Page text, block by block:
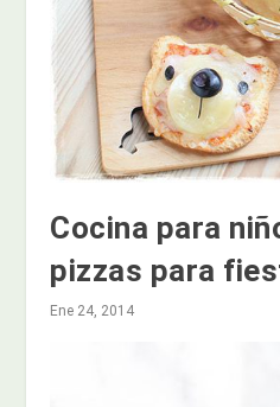
Cocina para
pizzas para
Ene 24, 2014